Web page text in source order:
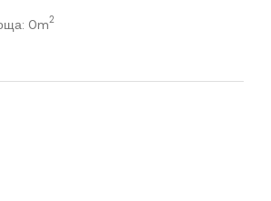
0m2